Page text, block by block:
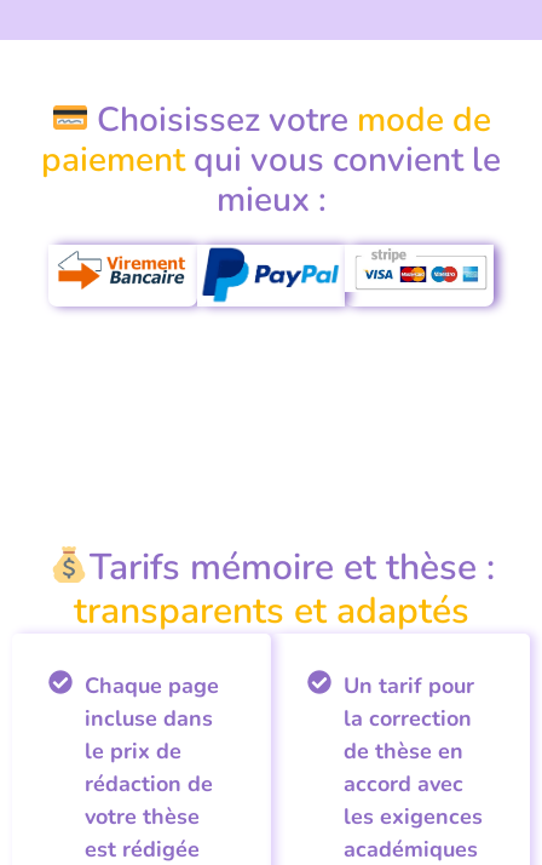
Choisissez votre mode de
paiementqui vous convient le
mieux :
Tarifs mémoire et thèse :
transparents et adaptés
Chaque page
incluse dans
le prix de
rédaction de
votre thèse
est rédigée
Un tarif pour
la correction
de thèse en
accord avec
les exigences
académiques